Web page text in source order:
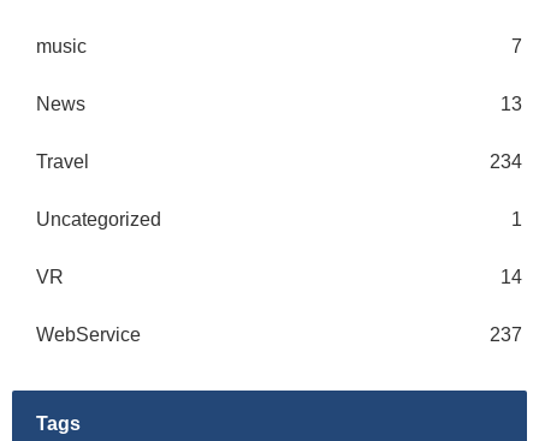
music 7
News 13
Travel 234
Uncategorized 1
VR 14
WebService 237
Tags